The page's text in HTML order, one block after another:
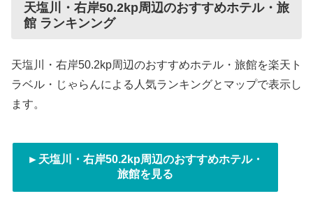
天塩川・右岸50.2kp周辺のおすすめホテル・旅
館 ランキンング
天塩川・右岸50.2kp周辺のおすすめホテル・旅館を楽天ト
ラベル・じゃらんによる人気ランキングとマップで表示し
ます。
►天塩川・右岸50.2kp周辺のおすすめホテル・
旅館を見る